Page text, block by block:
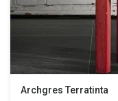
Archgres Terratinta